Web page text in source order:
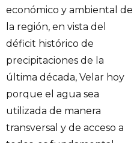
económico y ambiental de
la región, en vista del
déficit histórico de
precipitaciones de la
última década, Velar hoy
porque el agua sea
utilizada de manera
transversal y de acceso a